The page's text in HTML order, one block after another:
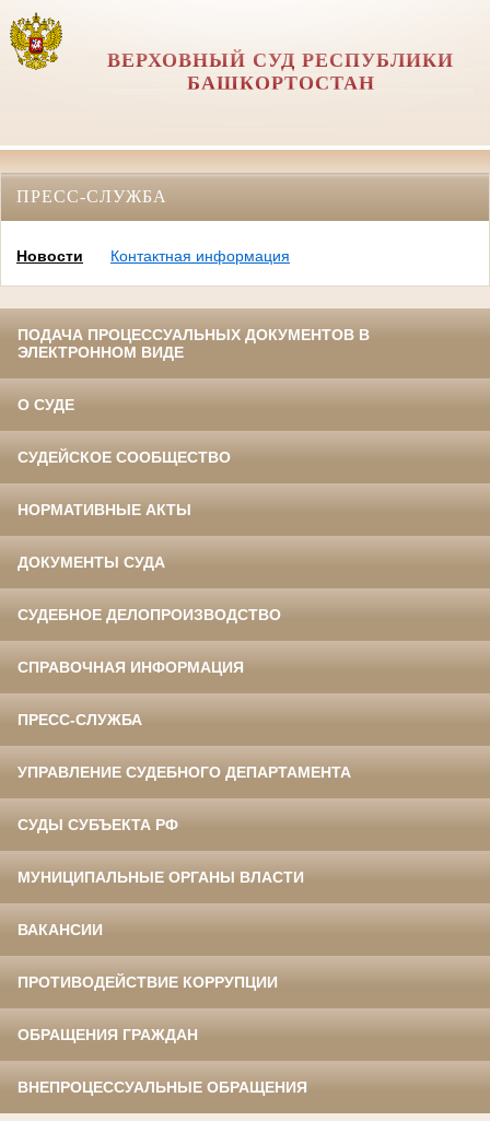
ВЕРХОВНЫЙ СУД РЕСПУБЛИКИ
БАШКОРТОСТАН
ПРЕСС-СЛУЖБА
Новости Контактная информация
ПОДАЧА ПРОЦЕССУАЛЬНЫХ ДОКУМЕНТОВ В
ЭЛЕКТРОННОМ ВИДЕ
О СУДЕ
СУДЕЙСКОЕ СООБЩЕСТВО
НОРМАТИВНЫЕ АКТЫ
ДОКУМЕНТЫ СУДА
СУДЕБНОЕ ДЕЛОПРОИЗВОДСТВО
СПРАВОЧНАЯ ИНФОРМАЦИЯ
ПРЕСС-СЛУЖБА
УПРАВЛЕНИЕ СУДЕБНОГО ДЕПАРТАМЕНТА
СУДЫ СУБЪЕКТА РФ
МУНИЦИПАЛЬНЫЕ ОРГАНЫ ВЛАСТИ
ВАКАНСИИ
ПРОТИВОДЕЙСТВИЕ КОРРУПЦИИ
ОБРАЩЕНИЯ ГРАЖДАН
ВНЕПРОЦЕССУАЛЬНЫЕ ОБРАЩЕНИЯ